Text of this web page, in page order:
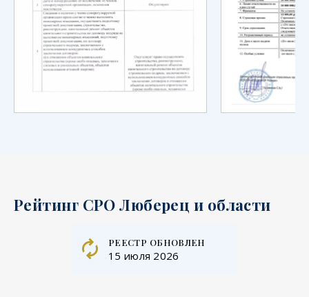
Рейтинг СРО Люберец и области
реестр обновлен
15 июля 2026